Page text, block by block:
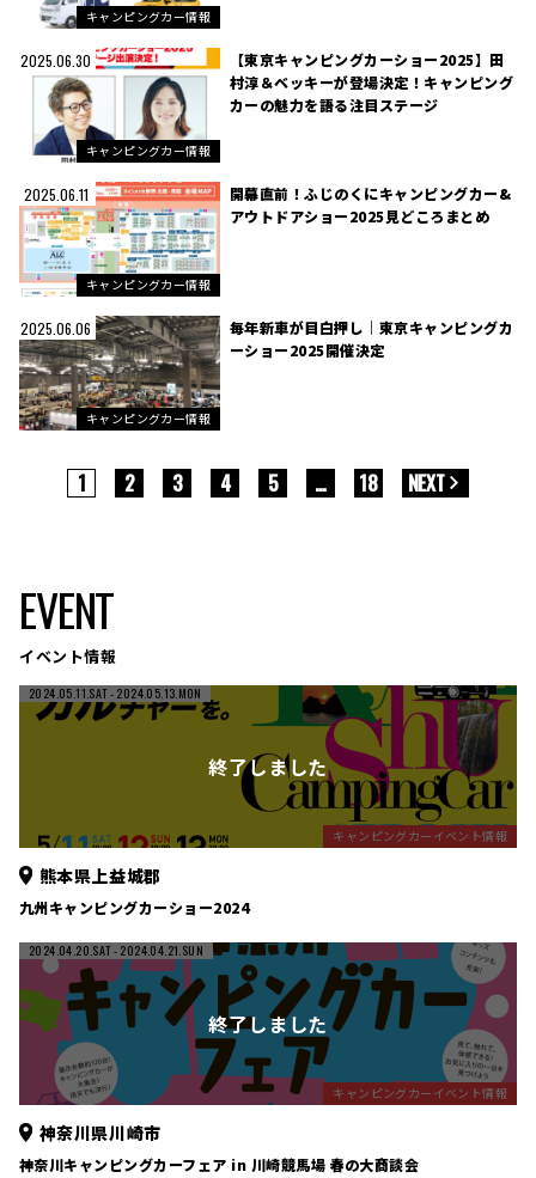
キャンピングカー情報
2025.06.30
キャンピングカー情報
【東京キャンピングカーショー2025】田
村淳＆ベッキーが登場決定！キャンピング
カーの魅力を語る注目ステージ
2025.06.11
キャンピングカー情報
開幕直前！ふじのくにキャンピングカー&
アウトドアショー2025見どころまとめ
2025.06.06
キャンピングカー情報
毎年新車が目白押し｜東京キャンピングカ
ーショー2025開催決定
1 2 3 4 5 … NEXT
18
EVENT
イベント情報
2024.05.11.SAT - 2024.05.13.MON
キャンピングカーイベント情報
熊本県上益城郡
九州キャンピングカーショー2024
2024.04.20.SAT - 2024.04.21.SUN
キャンピングカーイベント情報
神奈川県川崎市
神奈川キャンピングカーフェア in 川崎競馬場 春の大商談会